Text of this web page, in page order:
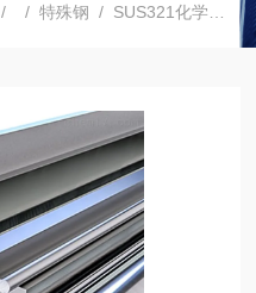
/ /特殊钢 / SUS321化学成分SUS321